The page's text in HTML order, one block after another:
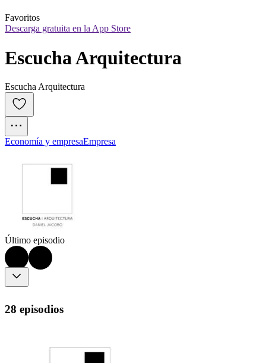
Favoritos
Descarga gratuita en la App Store
Escucha Arquitectura
Escucha Arquitectura
Economía y empresaEmpresa
Último episodio
28 episodios